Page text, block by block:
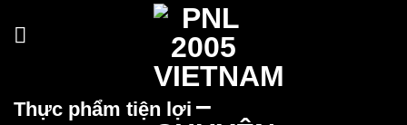
Thực phẩm tiện lợi